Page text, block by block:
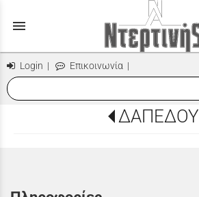
menu
Login | Επικοινωνία |
ΔΑΠΕΔΟΥ